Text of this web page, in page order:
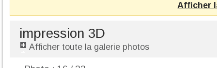
Afficher
impression 3D
Afficher toute la galerie photos